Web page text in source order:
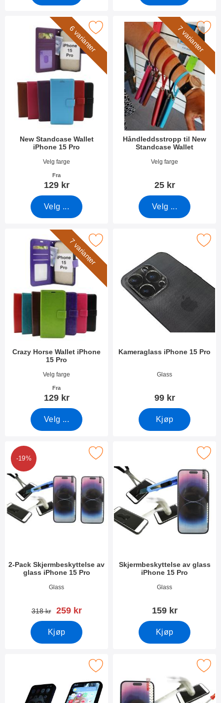
6 varianter
New Standcase Wallet
iPhone 15 Pro
Varenummer 49219
Velg farge
Fra
129 kr
Velg ...
new Standcase Wallet iPhone 15 Pro som favoritt7 varianter
Håndleddsstropp til New
Standcase Wallet
Varenummer 40789
Velg farge
25 kr
Velg ...
Merk håndleddsstropp til New
7 varianter
Crazy Horse Wallet iPhone
15 Pro
Varenummer 49225
Velg farge
Fra
129 kr
Velg ...
Merk crazy Horse Wallet iPhone 15 Pro som favoritt
Kameraglass iPhone 15 Pro
Varenummer 49236
Glass
99 kr
Kjøp
Merk kameraglass iPhone
-19%
2-Pack Skjermbeskyttelse av
glass iPhone 15 Pro
Varenummer 50315
Glass
gammel pris
318 kr ny pris
259 kr
Kjøp
Pack Skjermbeskyttelse av glass iPhone 15 Pro som favoritt
Skjermbeskyttelse av glass
iPhone 15 Pro
Varenummer 49234
Glass
159 kr
Kjøp
Merk skjermbeskyttelse av glass
Skjermbeskytter i herdet glass iPhone 15 Pro som favoritt
Merk full Frame Skjermbeskyttelse av